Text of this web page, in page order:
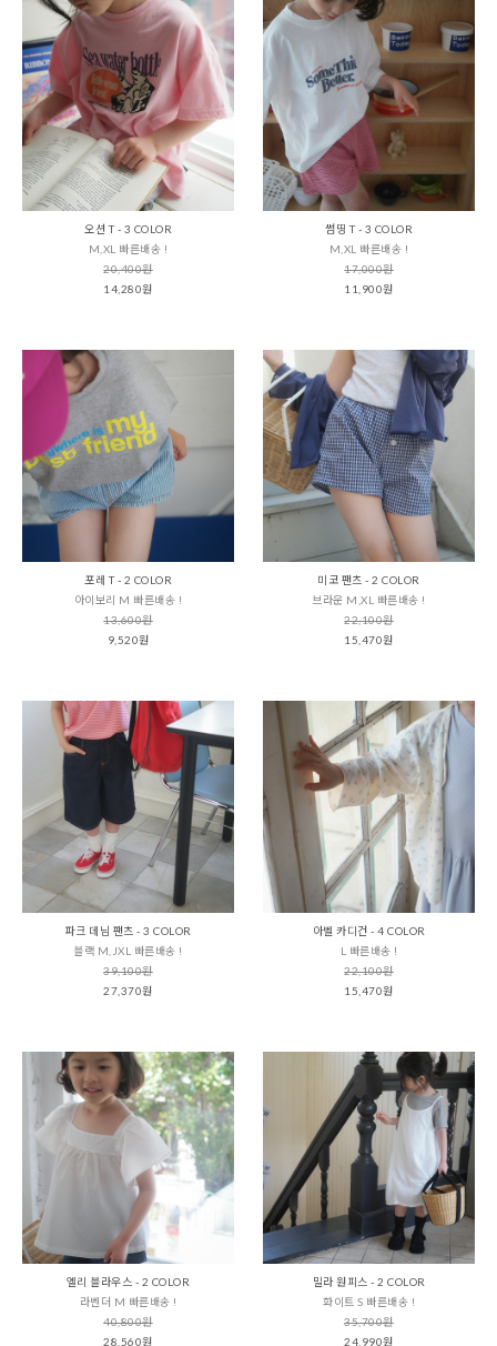
오션 T - 3 COLOR
M,XL 빠른배송 !
20,400원
14,280원
썸띵 T - 3 COLOR
M,XL 빠른배송 !
17,000원
11,900원
포레 T - 2 COLOR
아이보리 M 빠른배송 !
13,600원
9,520원
미코 팬츠 - 2 COLOR
브라운 M,XL 빠른배송 !
22,100원
15,470원
파크 데님 팬츠 - 3 COLOR
블랙 M,JXL 빠른배송 !
39,100원
27,370원
아벨 카디건 - 4 COLOR
L 빠른배송 !
22,100원
15,470원
엘리 블라우스 - 2 COLOR
라벤더 M 빠른배송 !
40,800원
28,560원
밀라 원피스 - 2 COLOR
화이트 S 빠른배송 !
35,700원
24,990원